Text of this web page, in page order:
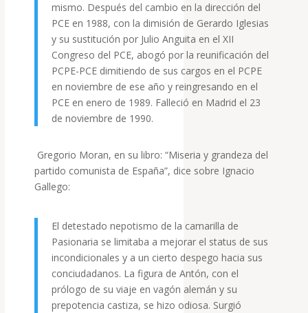
mismo. Después del cambio en la dirección del
PCE en 1988, con la dimisión de Gerardo Iglesias
y su sustitución por Julio Anguita en el XII
Congreso del PCE, abogó por la reunificación del
PCPE-PCE dimitiendo de sus cargos en el PCPE
en noviembre de ese año y reingresando en el
PCE en enero de 1989. Falleció en Madrid el 23
de noviembre de 1990.
Gregorio Moran, en su libro: “Miseria y grandeza del
partido comunista de España”, dice sobre Ignacio
Gallego:
El detestado nepotismo de la camarilla de
Pasionaria se limitaba a mejorar el status de sus
incondicionales y a un cierto despego hacia sus
conciudadanos. La figura de Antón, con el
prólogo de su viaje en vagón alemán y su
prepotencia castiza, se hizo odiosa. Surgió